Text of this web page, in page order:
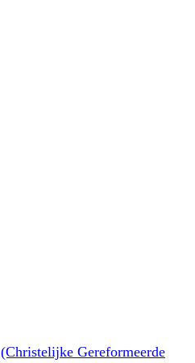
(Christelijke Gereformeerde